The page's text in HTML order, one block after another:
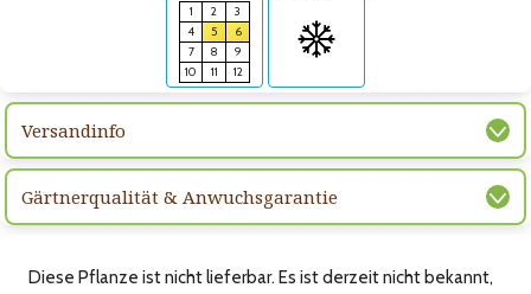
1
2
3
4
5
6
7
8
9
10
11 12
Versandinfo
Gärtnerqualität & Anwuchsgarantie
Diese Pflanze ist nicht lieferbar. Es ist derzeit nicht bekannt,